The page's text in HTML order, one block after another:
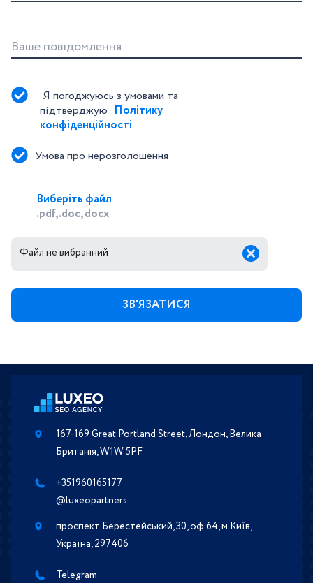
Ваше повідомлення
Я погоджуюсь з умовами та
підтверджую Політику
конфіденційності
Умова про нерозголошення
Виберіть файл
.pdf, .doc, docx
Файл не вибранний
167-169 Great Portland Street, Лондон, Велика
Британія, W1W 5PF
+351960165177
@luxeopartners
проспект Берестейський, 30, оф 64, м.Київ,
Україна, 297406
Telegram